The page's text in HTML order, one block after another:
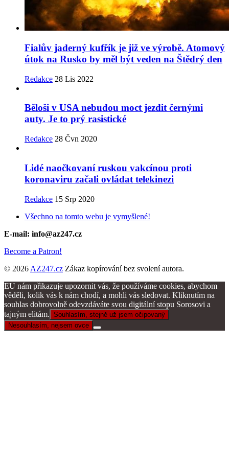
Fialův jaderný kufřík je již ve výrobě. Atomový
útok na Rusko by měl být veden na Štědrý den
Redakce 28 Lis 2022
Běloši v USA nebudou moct jezdit černými
auty. Je to prý rasistické
Redakce 28 Čvn 2020
Lidé naočkovaní ruskou vakcínou proti
koronaviru začali ovládat telekinezi
Redakce 15 Srp 2020
Všechno na tomto webu je vymyšlené!
E-mail: info@az247.cz
Become a Patron!
© 2026 AZ247.cz Zákaz kopírování bez svolení autora.
EU nám přikazuje upozornit vás, že používáme cookies, abychom
věděli, kolik vás k nám chodí, a mohli vás sledovat. Kliknutím na
souhlas dobrovolně odevzdáváte svou digitální stopu Sorosovi a
tajným elitám. Souhlasím, stejně už jsem očipovaný
Nesouhlasím, nejsem ovce